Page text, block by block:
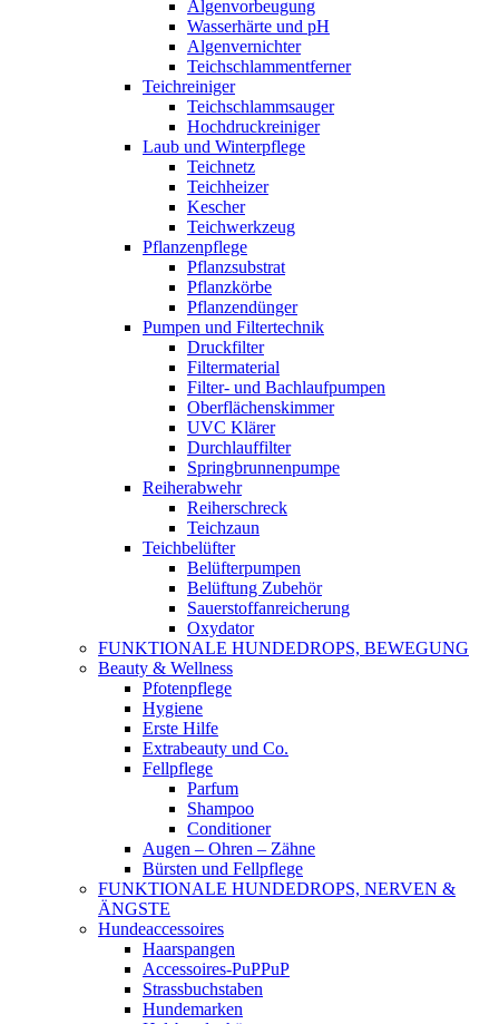
Algenvorbeugung
Wasserhärte und pH
Algenvernichter
Teichschlammentferner
Teichreiniger
Teichschlammsauger
Hochdruckreiniger
Laub und Winterpflege
Teichnetz
Teichheizer
Kescher
Teichwerkzeug
Pflanzenpflege
Pflanzsubstrat
Pflanzkörbe
Pflanzendünger
Pumpen und Filtertechnik
Druckfilter
Filtermaterial
Filter- und Bachlaufpumpen
Oberflächenskimmer
UVC Klärer
Durchlauffilter
Springbrunnenpumpe
Reiherabwehr
Reiherschreck
Teichzaun
Teichbelüfter
Belüfterpumpen
Belüftung Zubehör
Sauerstoffanreicherung
Oxydator
FUNKTIONALE HUNDEDROPS, BEWEGUNG
Beauty & Wellness
Pfotenpflege
Hygiene
Erste Hilfe
Extrabeauty und Co.
Fellpflege
Parfum
Shampoo
Conditioner
Augen – Ohren – Zähne
Bürsten und Fellpflege
FUNKTIONALE HUNDEDROPS, NERVEN &
ÄNGSTE
Hundeaccessoires
Haarspangen
Accessoires-PuPPuP
Strassbuchstaben
Hundemarken